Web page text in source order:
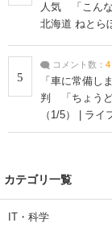
人気 「こんな
北海道 ねとら
5
コメント数： 4
「車に常備し
判 「ちょうど
（1/5） | ライ
カテゴリ一覧
IT・科学